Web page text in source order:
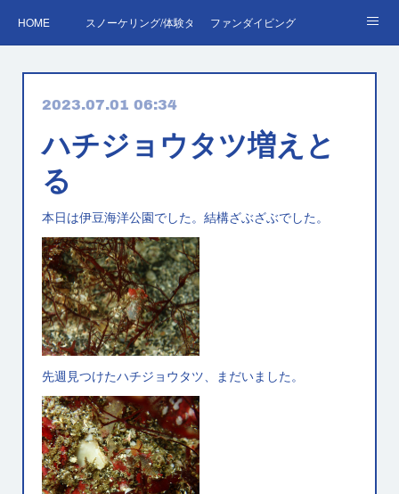
HOME スノーケリング/体験ダイビングファンダイビング
ダイビング・スキルアップレッスン｜プールで安心練習
AOW
プロへの第一歩！ダイブマスターご予約・お問い合わせ
2023.07.01 06:34
ハチジョウタツ増えと
る
本日は伊豆海洋公園でした。結構ざぶざぶでした。
先週見つけたハチジョウタツ、まだいました。